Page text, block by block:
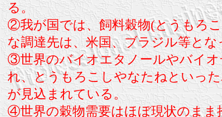
る。
②我が国では、飼料穀物(とうもろ
な調達先は、米国、ブラジル等と
③世界のバイオエタノールやバイ
れ、とうもろこしやなたねといっ
が見込まれている。
④世界の穀物需要はほぼ現状のまま